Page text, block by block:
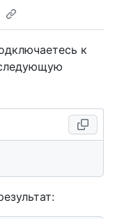
к